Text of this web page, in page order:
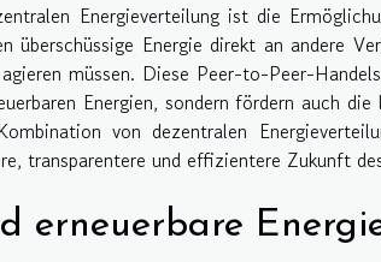
Energieverteilung ist die
überschüssige Energie direkt an andere
müssen. Diese Peer-to-Peer-
Energien, sondern fördern auch die
von dezentralen
transparentere und effizientere Zukunft
erneuerbare